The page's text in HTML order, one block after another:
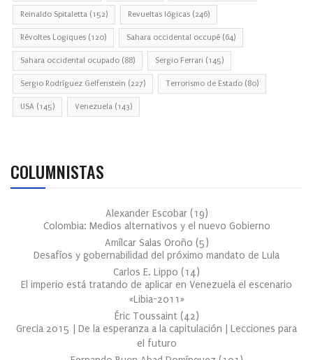
Reinaldo Spitaletta (152) Revueltas lógicas (246)
Révoltes Logiques (120) Sahara occidental occupé (64)
Sahara occidental ocupado (88) Sergio Ferrari (145)
Sergio Rodríguez Gelfenstein (227) Terrorismo de Estado (80)
USA (145) Venezuela (143)
COLUMNISTAS
Alexander Escobar (19)
Colombia: Medios alternativos y el nuevo Gobierno
Amílcar Salas Oroño (5)
Desafíos y gobernabilidad del próximo mandato de Lula
Carlos E. Lippo (14)
El imperio está tratando de aplicar en Venezuela el escenario
«Libia-2011»
Éric Toussaint (42)
Grecia 2015 | De la esperanza a la capitulación | Lecciones para
el futuro